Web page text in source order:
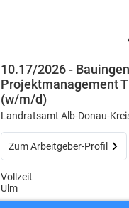
10.17/2026 -
Projektmanagement
(w/m/d)
Landratsamt Alb-Donau-
Zum Arbeitgeber-Profil
Vollzeit
Ulm